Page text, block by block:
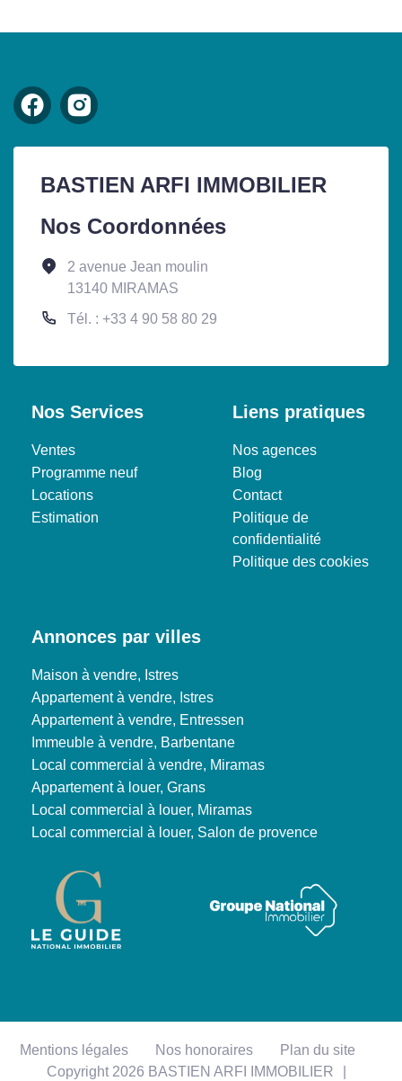
BASTIEN ARFI IMMOBILIER
Nos Coordonnées
2 avenue Jean moulin
13140 MIRAMAS
Tél. : +33 4 90 58 80 29
Nos Services
Ventes
Programme neuf
Locations
Estimation
Liens pratiques
Nos agences
Blog
Contact
Politique de
confidentialité
Politique des cookies
Annonces par villes
Maison à vendre, Istres
Appartement à vendre, Istres
Appartement à vendre, Entressen
Immeuble à vendre, Barbentane
Local commercial à vendre, Miramas
Appartement à louer, Grans
Local commercial à louer, Miramas
Local commercial à louer, Salon de provence
Mentions légales Nos honoraires
Plan du site
Copyright 2026 BASTIEN ARFI IMMOBILIER